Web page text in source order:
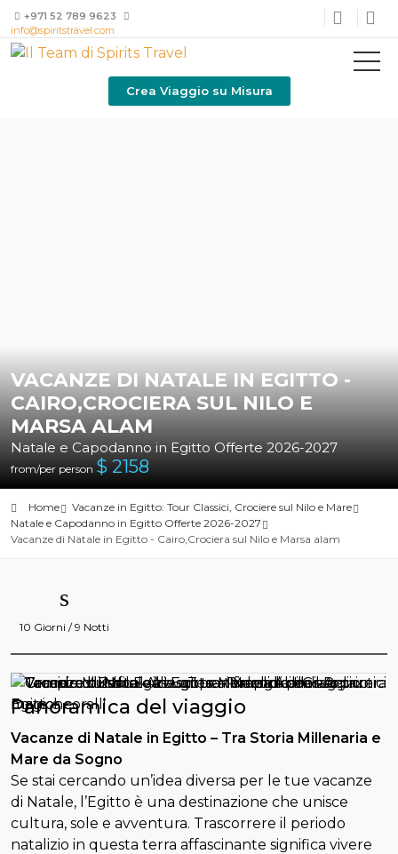
+971 52 789 9623
info@spiritstravel.com
Crea Viaggio su Misura
VACANZE DI NATALE IN EGITTO -
CAIRO,CROCIERA SUL NILO E
MARSA ALAM
Natale e Capodanno in Egitto Offerte 2026-2027
from/per person $ 2158
Home
Vacanze in Egitto: Tour Classici, Crociere sul Nilo e Mare
Natale e Capodanno in Egitto Offerte 2026-2027
Vacanze di Natale in Egitto - Cairo,Crociera sul Nilo e Marsa alam
10 Giorni / 9 Notti
Panoramica del viaggio
Vacanze di Natale in Egitto – Tra Storia Millenaria e
Mare da Sogno
Se stai cercando un’idea diversa per le tue vacanze
di Natale, l’Egitto è una destinazione che unisce
cultura, sole e avventura. Trascorrere il periodo
natalizio in questa terra affascinante significa vivere